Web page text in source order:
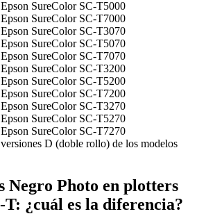
SureColor SC-T5000
SureColor SC-T7000
SureColor SC-T3070
SureColor SC-T5070
SureColor SC-T7070
SureColor SC-T3200
SureColor SC-T5200
SureColor SC-T7200
SureColor SC-T3270
SureColor SC-T5270
SureColor SC-T7270
D (doble rollo) de los modelos
Negro Photo en plotters
¿cuál es la diferencia?